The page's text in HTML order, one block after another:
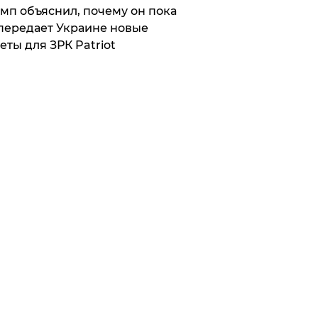
объяснил, почему он пока
Украине новые
для ЗРК Patriot